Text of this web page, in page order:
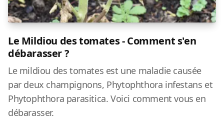
Le Mildiou des tomates - Comment s'en
débarasser ?
Le mildiou des tomates est une maladie causée
par deux champignons, Phytophthora infestans et
Phytophthora parasitica. Voici comment vous en
débarasser.